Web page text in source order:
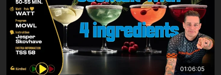
01:06:05